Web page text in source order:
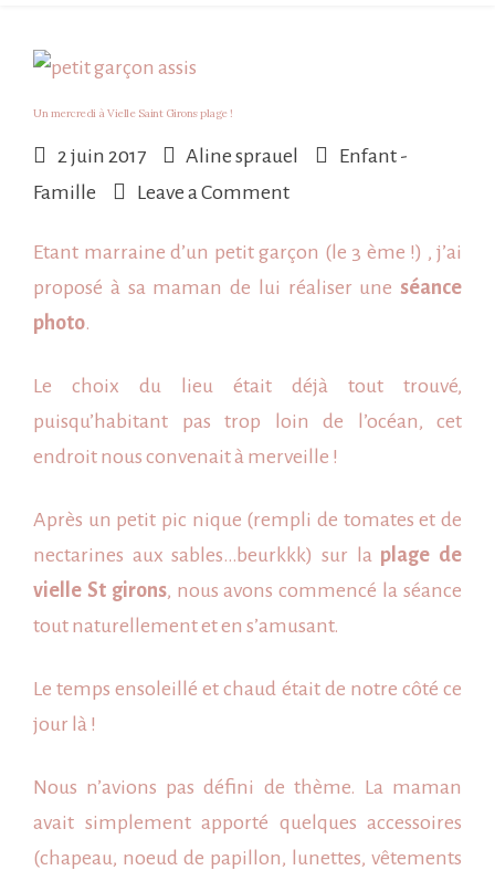
Un mercredi à Vielle Saint Girons plage !
2 juin 2017 Aline sprauel
Enfant -
Famille
Leave a Commenton
mercredi
à
Girons
Etant marraine d’un petit garçon (le 3 ème !) , j’ai
proposé à sa maman de lui réaliser une séance
photo.
Le choix du lieu était déjà tout trouvé,
puisqu’habitant pas trop loin de l’océan, cet
endroit nous convenait à merveille !
Après un petit pic nique (rempli de tomates et de
nectarines aux sables…beurkkk) sur la plage de
vielle St girons, nous avons commencé la séance
tout naturellement et en s’amusant.
Le temps ensoleillé et chaud était de notre côté ce
jour là !
Nous n’avions pas défini de thème. La maman
avait simplement apporté quelques accessoires
(chapeau, noeud de papillon, lunettes, vêtements